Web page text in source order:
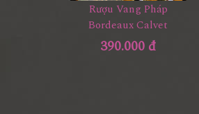
Rượu Vang Pháp
Bordeaux Calvet
390.000 đ